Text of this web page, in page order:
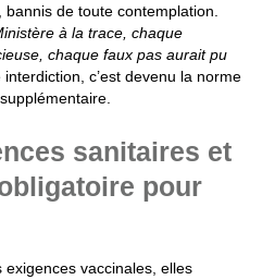
de toute contemplation.
à la trace, chaque
chaque faux pas aurait pu
c’est devenu la norme
sanitaires et
pour
exigences vaccinales, elles